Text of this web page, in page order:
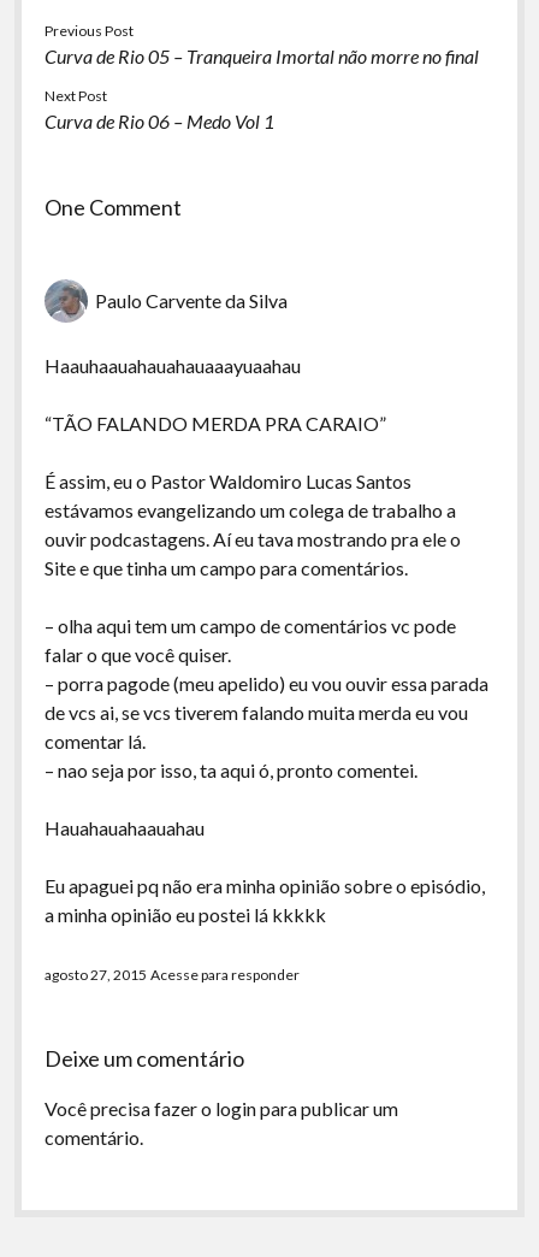
Previous Post
Curva de Rio 05 – Tranqueira Imortal não morre no final
Next Post
Curva de Rio 06 – Medo Vol 1
One Comment
Paulo Carvente da Silva
Haauhaauahauahauaaayuaahau
“TÃO FALANDO MERDA PRA CARAIO”
É assim, eu o Pastor Waldomiro Lucas Santos
estávamos evangelizando um colega de trabalho a
ouvir podcastagens. Aí eu tava mostrando pra ele o
Site e que tinha um campo para comentários.
– olha aqui tem um campo de comentários vc pode
falar o que você quiser.
– porra pagode (meu apelido) eu vou ouvir essa parada
de vcs ai, se vcs tiverem falando muita merda eu vou
comentar lá.
– nao seja por isso, ta aqui ó, pronto comentei.
Hauahauahaauahau
Eu apaguei pq não era minha opinião sobre o episódio,
a minha opinião eu postei lá kkkkk
agosto 27, 2015 Acesse para responder
Deixe um comentário
Você precisa fazer o loginpara publicar um
comentário.